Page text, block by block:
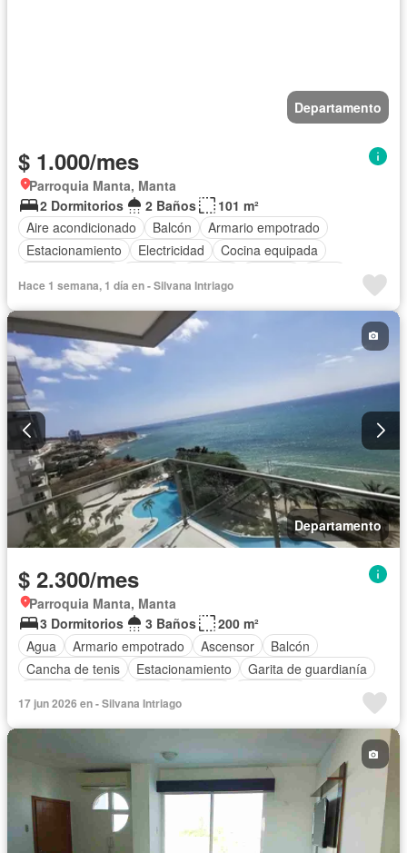
Departamento
$ 1.000/mes
Parroquia Manta, Manta
2 Dormitorios
2 Baños
101 m²
Aire acondicionado
Balcón
Armario empotrado
Estacionamiento
Electricidad
Cocina equipada
Área para niños
Patio
Conserje
Acceso para personas con discapacidad
Garita de guardianía
Gimnasio Ascensor
Piscina
Cancha de tenis Completamente amoblado
Hace 1 semana, 1 día en - Silvana Intriago
Departamento
$ 2.300/mes
Parroquia Manta, Manta
3 Dormitorios
3 Baños
200 m²
Agua
Armario empotrado Ascensor
Balcón
Cancha de tenis
Estacionamiento
Garita de guardianía
Vista panorámica
Sin amoblar
17 jun 2026 en - Silvana Intriago